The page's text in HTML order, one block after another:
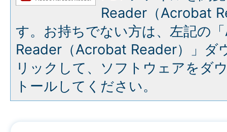
Reader（Acrobat
す。お持ちでない方は、左記の
Reader（Acrobat Reader）」ダ
リックして、ソフトウェアをダ
トールしてください。